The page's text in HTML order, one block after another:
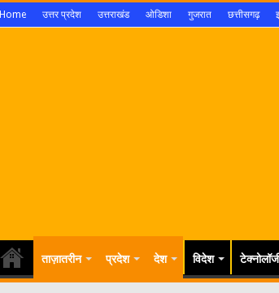
Home उत्तर प्रदेश उत्तराखंड ओडिशा गुजरात छत्तीसगढ़
ताज़ातरीन प्रदेश देश विदेश